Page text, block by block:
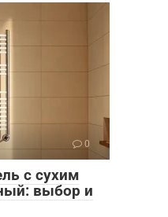
0
с сухим
выбор и